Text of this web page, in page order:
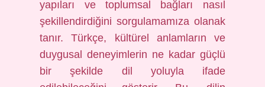
yapıları ve toplumsal bağları nasıl
şekillendirdiğini sorgulamamıza olanak
tanır. Türkçe, kültürel anlamların ve
duygusal deneyimlerin ne kadar güçlü
bir şekilde dil yoluyla ifade